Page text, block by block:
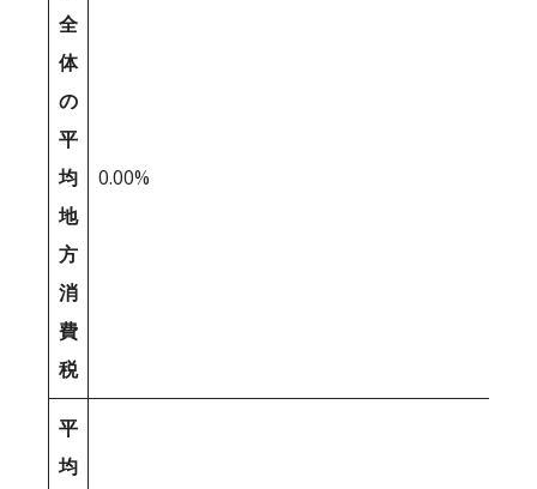
全
体
の
平
均
地
方
消
費
税
0.00%
平
均